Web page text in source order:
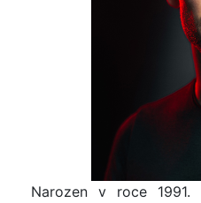
Narozen v roce